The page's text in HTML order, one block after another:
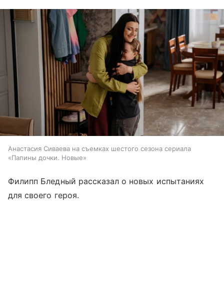
Анастасия Сиваева на съемках шестого сезона сериала
«Папины дочки. Новые»
Филипп Бледный рассказал о новых испытаниях
для своего героя.